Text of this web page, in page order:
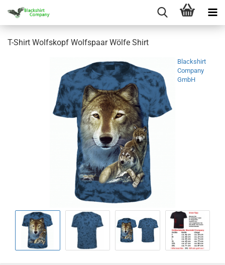
T-Shirt Wolfskopf Wolfspaar Wölfe Shirt
Blackshirt
Company
GmbH